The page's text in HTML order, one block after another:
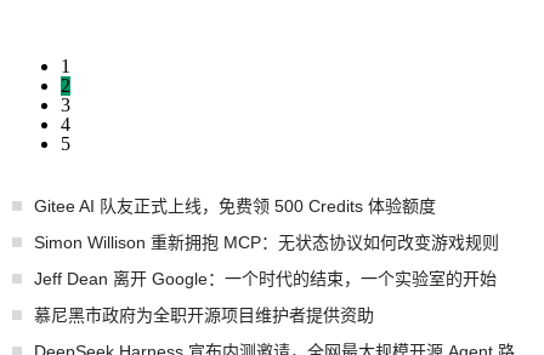
1
2
3
4
5
Gitee AI 队友正式上线，免费领 500 Credits 体验额度
Simon Willison 重新拥抱 MCP：无状态协议如何改变游戏规则
Jeff Dean 离开 Google：一个时代的结束，一个实验室的开始
慕尼黑市政府为全职开源项目维护者提供资助